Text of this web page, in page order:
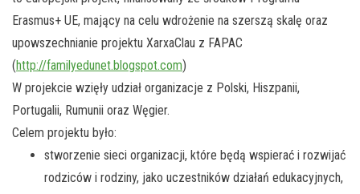
Erasmus+ UE, mający na celu wdrożenie na szerszą skalę oraz
upowszechnianie projektu XarxaClau z FAPAC
(http://familyedunet.blogspot.com)
W projekcie wzięły udział organizacje z Polski, Hiszpanii,
Portugalii, Rumunii oraz Węgier.
Celem projektu było:
stworzenie sieci organizacji, które będą wspierać i rozwijać
rodziców i rodziny, jako uczestników działań edukacyjnych,